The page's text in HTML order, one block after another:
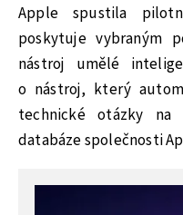
Apple spustila
poskytuje vybraným
nástroj umělé
o nástroj, který
technické otázky
databáze společnosti